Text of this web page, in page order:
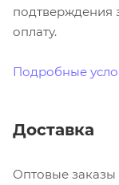
подтверждения
оплату.
Подробные
Доставка
Оптовые заказы